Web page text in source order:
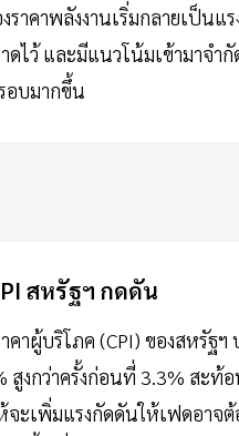
ราคาพลังงานเริ่มกลายเป็น
ดไว้ และมีแนวโน้มเข้ามาจำ
อบมากขึ้น
สหรัฐฯ กดดัน
คาผู้บริโภค (CPI) ของสหรัฐ
สูงกว่าครั้งก่อนที่ 3.3% สะท้
ะเพิ่มแรงกัดดันให้เฟดอาจต้